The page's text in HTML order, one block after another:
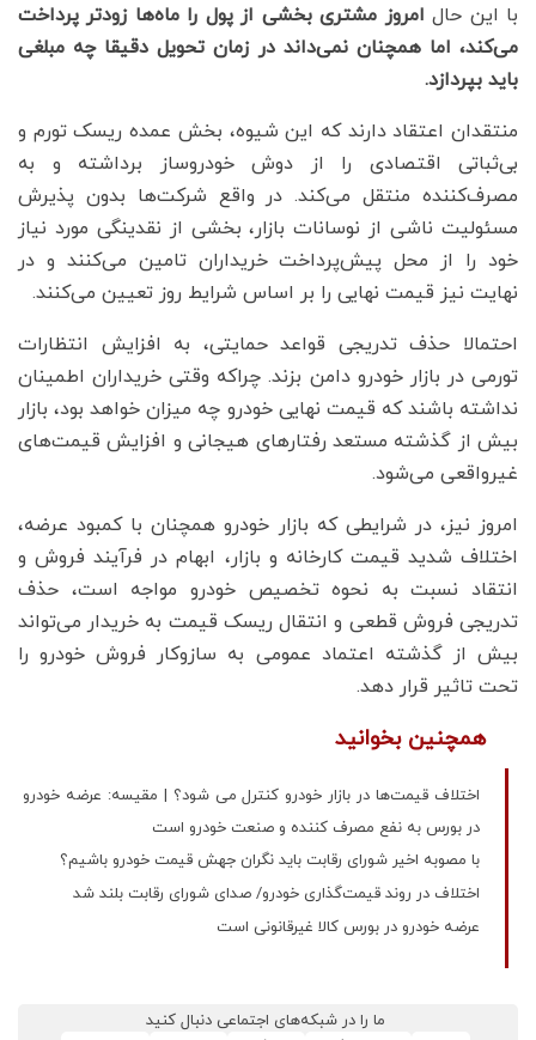
با این حال امروز مشتری بخشی از پول را ماه‌ها زودتر پرداخت
می‌کند، اما همچنان نمی‌داند در زمان تحویل دقیقا چه مبلغی
باید بپردازد.
منتقدان اعتقاد دارند که این شیوه، بخش عمده ریسک تورم و
بی‌ثباتی اقتصادی را از دوش خودروساز برداشته و به
مصرف‌کننده منتقل می‌کند. در واقع شرکت‌ها بدون پذیرش
مسئولیت ناشی از نوسانات بازار، بخشی از نقدینگی مورد نیاز
خود را از محل پیش‌پرداخت خریداران تامین می‌کنند و در
نهایت نیز قیمت نهایی را بر اساس شرایط روز تعیین می‌کنند.
احتمالا حذف تدریجی قواعد حمایتی، به افزایش انتظارات
تورمی در بازار خودرو دامن بزند. چراکه وقتی خریداران اطمینان
نداشته باشند که قیمت نهایی خودرو چه میزان خواهد بود، بازار
بیش از گذشته مستعد رفتارهای هیجانی و افزایش قیمت‌های
غیرواقعی می‌شود.
امروز نیز، در شرایطی که بازار خودرو همچنان با کمبود عرضه،
اختلاف شدید قیمت کارخانه و بازار، ابهام در فرآیند فروش و
انتقاد نسبت به نحوه تخصیص خودرو مواجه است، حذف
تدریجی فروش قطعی و انتقال ریسک قیمت به خریدار می‌تواند
بیش از گذشته اعتماد عمومی به سازوکار فروش خودرو را
تحت تاثیر قرار دهد.
همچنین بخوانید
اختلاف قیمت‌ها در بازار خودرو کنترل می شود؟ | مقیسه: عرضه خودرو
در بورس به نفع مصرف کننده و صنعت خودرو است
با مصوبه اخیر شورای رقابت باید نگران جهش قیمت خودرو باشیم؟
اختلاف در روند قیمت‌گذاری خودرو/ صدای شورای رقابت بلند شد
عرضه خودرو در بورس کالا غیرقانونی است
ما را در شبکه‌های اجتماعی دنبال کنید